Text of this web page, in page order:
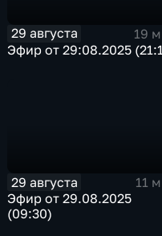
29 августа
19
Эфир от 29:08.2025
29 августа
11
Эфир от 29.08.2025
(09:30)